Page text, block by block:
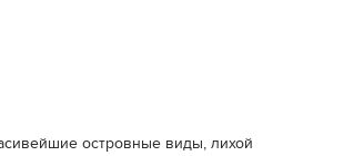
островные виды, лихой